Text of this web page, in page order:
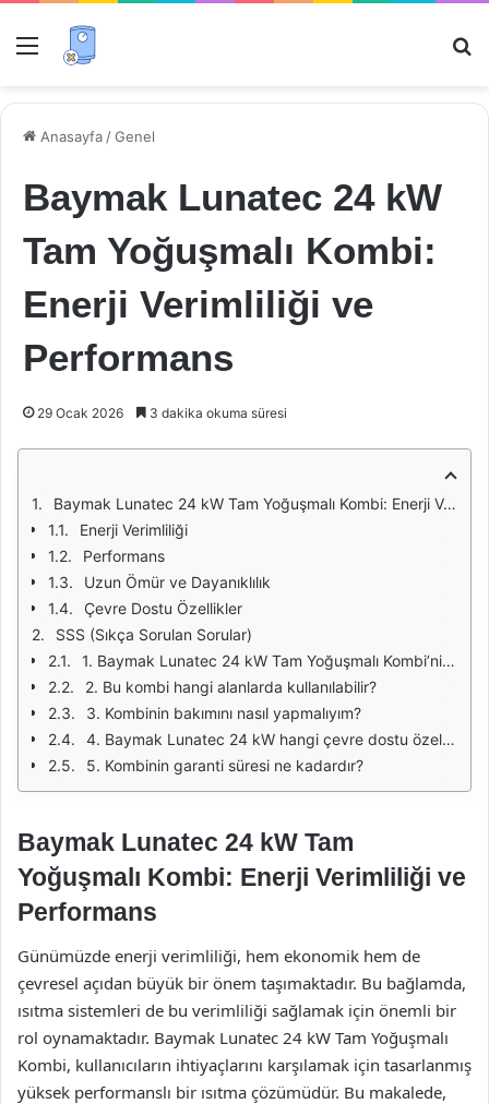
Menü
Anasayfa /Genel
Baymak Lunatec 24 kW
Tam Yoğuşmalı Kombi:
Enerji Verimliliği ve
Performans
29 Ocak 2026 3 dakika okuma süresi
Baymak Lunatec 24 kW Tam Yoğuşmalı Kombi: Enerji Verimliliği ve Performans
Enerji Verimliliği
Performans
Uzun Ömür ve Dayanıklılık
Çevre Dostu Özellikler
SSS (Sıkça Sorulan Sorular)
1. Baymak Lunatec 24 kW Tam Yoğuşmalı Kombi’nin enerji verimliliği nedir?
2. Bu kombi hangi alanlarda kullanılabilir?
3. Kombinin bakımını nasıl yapmalıyım?
4. Baymak Lunatec 24 kW hangi çevre dostu özelliklere sahiptir?
5. Kombinin garanti süresi ne kadardır?
Baymak Lunatec 24 kW Tam
Yoğuşmalı Kombi: Enerji Verimliliği ve
Performans
Günümüzde enerji verimliliği, hem ekonomik hem de
çevresel açıdan büyük bir önem taşımaktadır. Bu bağlamda,
ısıtma sistemleri de bu verimliliği sağlamak için önemli bir
rol oynamaktadır. Baymak Lunatec 24 kW Tam Yoğuşmalı
Kombi, kullanıcıların ihtiyaçlarını karşılamak için tasarlanmış
yüksek performanslı bir ısıtma çözümüdür. Bu makalede,